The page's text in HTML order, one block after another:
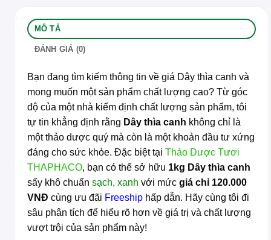
MÔ TẢ
ĐÁNH GIÁ (0)
Bạn đang tìm kiếm thông tin về giá Dây thìa canh và
mong muốn một sản phẩm chất lượng cao? Từ góc
độ của một nhà kiểm định chất lượng sản phẩm, tôi
tự tin khẳng định rằng Dây thìa canh không chỉ là
một thảo dược quý mà còn là một khoản đầu tư xứng
đáng cho sức khỏe. Đặc biệt tại Thảo Dược Tươi
THAPHACO, bạn có thể sở hữu 1kg Dây thìa canh
sấy khô chuẩn sạch, xanh với mức giá chỉ 120.000
VNĐ cùng ưu đãi Freeship hấp dẫn. Hãy cùng tôi đi
sâu phân tích để hiểu rõ hơn về giá trị và chất lượng
vượt trội của sản phẩm này!